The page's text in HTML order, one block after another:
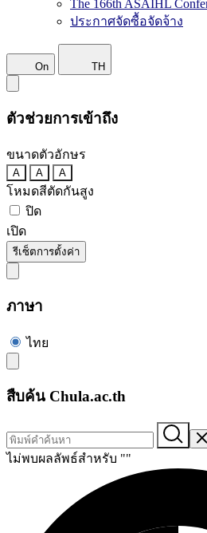
The 166th ASAIHL
ประกาศจัดซื้อจัดจ้าง
On TH
ตัวช่วยการเข้าถึง
ขนาดตัวอักษร
A A A
โหมดสีตัดกันสูง
ปิด
เปิด
รีเซ็ตการตั้งค่า
ภาษา
ไทย
สืบค้น Chula.ac.th
ไม่พบผลลัพธ์สำหรับ ""